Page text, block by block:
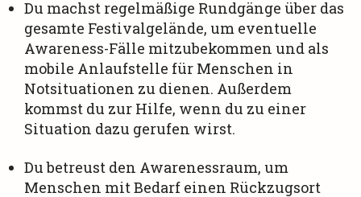
Du machst regelmäßige Rundgänge über das
gesamte Festivalgelände, um eventuelle
Awareness-Fälle mitzubekommen und als
mobile Anlaufstelle für Menschen in
Notsituationen zu dienen. Außerdem
kommst du zur Hilfe, wenn du zu einer
Situation dazu gerufen wirst.
Du betreust den Awarenessraum, um
Menschen mit Bedarf einen Rückzugsort